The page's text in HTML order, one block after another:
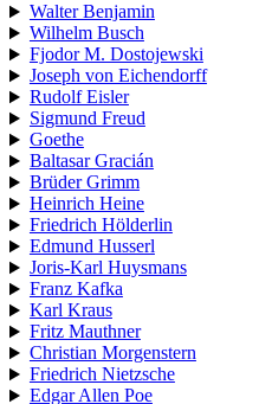
Walter Benjamin
Wilhelm Busch
Fjodor M. Dostojewski
Joseph von Eichendorff
Rudolf Eisler
Sigmund Freud
Goethe
Baltasar Gracián
Brüder Grimm
Heinrich Heine
Friedrich Hölderlin
Edmund Husserl
Joris-Karl Huysmans
Franz Kafka
Karl Kraus
Fritz Mauthner
Christian Morgenstern
Friedrich Nietzsche
Edgar Allen Poe